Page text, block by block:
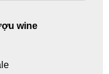
wine